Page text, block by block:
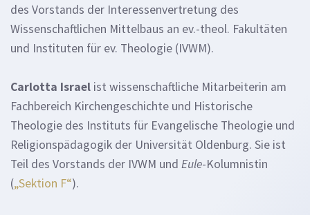
des Vorstands der Interessenvertretung des
Wissenschaftlichen Mittelbaus an ev.-theol. Fakultäten
und Instituten für ev. Theologie (IVWM).
Carlotta Israel ist wissenschaftliche Mitarbeiterin am
Fachbereich Kirchengeschichte und Historische
Theologie des Instituts für Evangelische Theologie und
Religionspädagogik der Universität Oldenburg. Sie ist
Teil des Vorstands der IVWM und Eule-Kolumnistin
(„Sektion F“).